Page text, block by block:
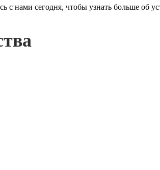
с нами сегодня, чтобы узнать больше об